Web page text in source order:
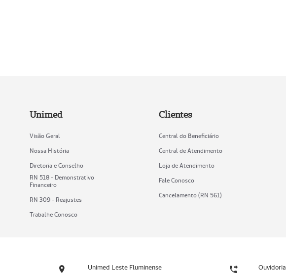
Unimed
Visão Geral
Nossa História
Diretoria e Conselho
RN 518 - Demonstrativo
Financeiro
RN 309 - Reajustes
Trabalhe Conosco
Clientes
Central do Beneficiário
Central de Atendimento
Loja de Atendimento
Fale Conosco
Cancelamento (RN 561)
Unimed Leste Fluminense Ouvidoria